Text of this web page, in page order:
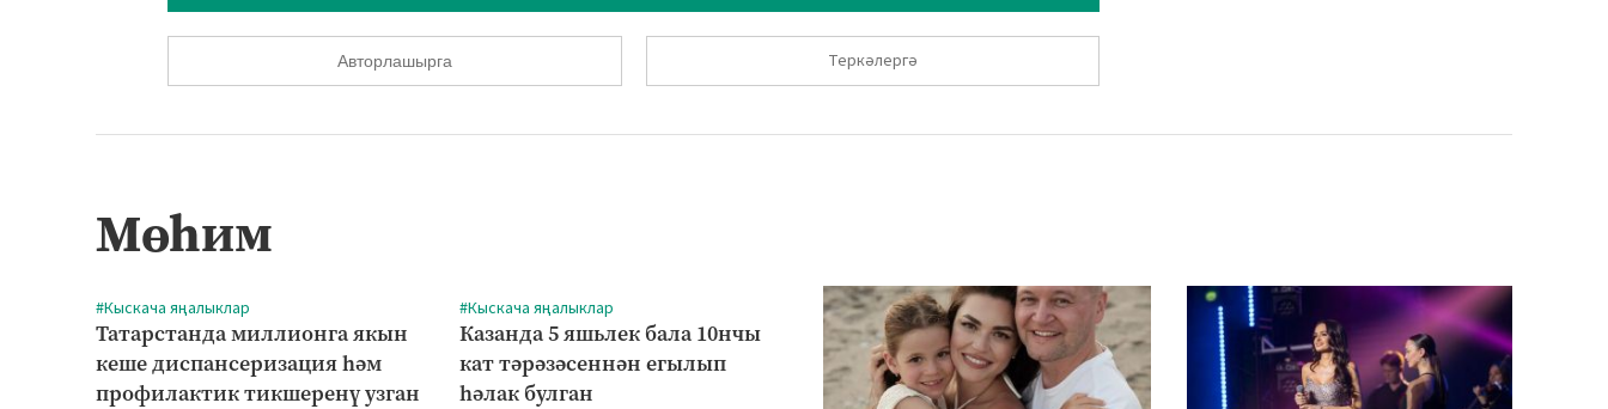
Авторлашырга Теркәлергә
Мөһим
#Кыскача яңалыклар
Татарстанда миллионга якын
кеше диспансеризация һәм
профилактик тикшеренү узган
#Кыскача яңалыклар
Казанда 5 яшьлек бала 10нчы
кат тәрәзәсеннән егылып
һәлак булган